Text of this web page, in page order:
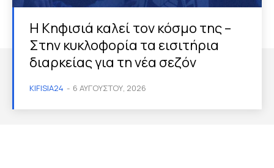
Η Κηφισιά καλεί τον κόσμο της –
Στην κυκλοφορία τα εισιτήρια
διαρκείας για τη νέα σεζόν
KIFISIA24 - 6 ΑΥΓΟΎΣΤΟΥ, 2026